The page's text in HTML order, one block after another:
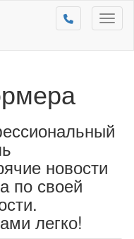
новости
по своей
легко!